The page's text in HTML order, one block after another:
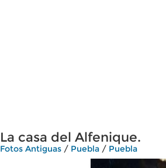
La casa del Alfenique.
Fotos Antiguas / Puebla / Puebla